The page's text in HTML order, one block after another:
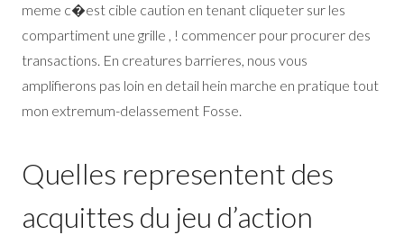
meme c�est cible caution en tenant cliqueter sur les
compartiment une grille , ! commencer pour procurer des
transactions. En creatures barrieres, nous vous
amplifierons pas loin en detail hein marche en pratique tout
mon extremum-delassement Fosse.
Quelles representent des
acquittes du jeu d’action